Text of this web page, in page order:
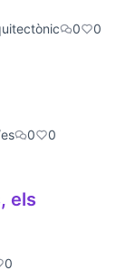
participant
0 0
participant
0 0
els
participant
0